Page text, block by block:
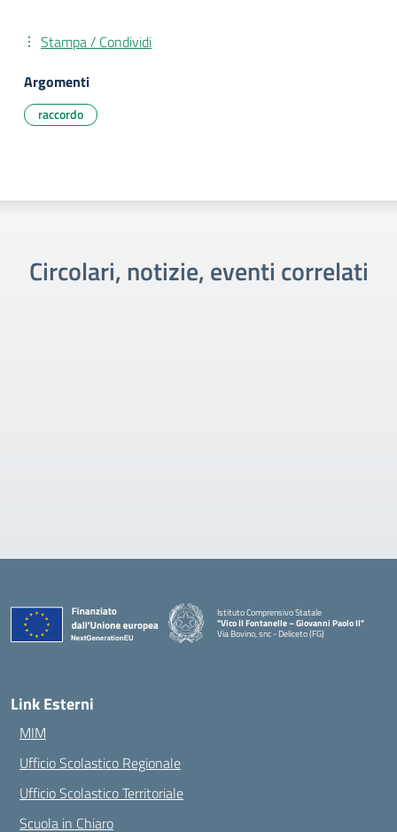
Stampa / Condividi
Argomenti
raccordo
Circolari, notizie, eventi correlati
Istituto Comprensivo Statale
"Vico II Fontanelle – Giovanni Paolo II"
Via Bovino, snc - Deliceto (FG)
Link Esterni
MIM
Ufficio Scolastico Regionale
Ufficio Scolastico Territoriale
Scuola in Chiaro